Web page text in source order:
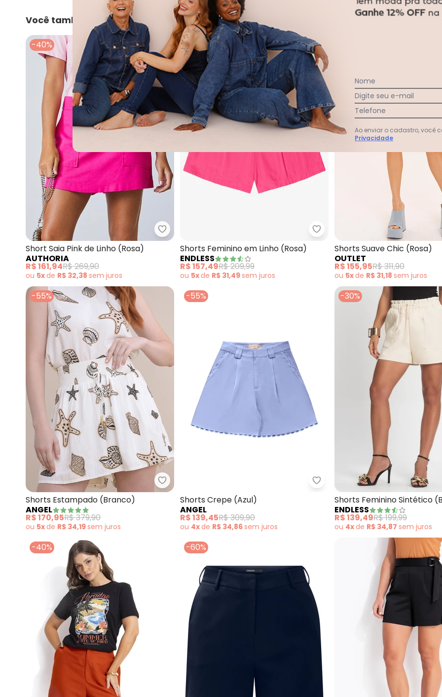
Você também pode gostar
-40%
Authoria - Short Saia Pink de Linho (Rosa)
Short Saia Pink de Linho (Rosa)
AUTHORIA
R$ 161,94R$ 269,90
ou 5xde R$ 32,38 sem juros
-25%
Endless - Shorts Feminino em
Shorts Feminino em Linho (Rosa)
ENDLESS
R$ 157,49R$ 209,99
ou 5xde R$ 31,49sem juros
Shorts Suave Chic (Rosa)
OUTLET
R$ 155,95R$ 311,90
ou 5xde R$ 31,18 sem juros
-55%
Angel - Shorts Estampado (Branco)
Shorts Estampado (Branco)
ANGEL
R$ 170,95R$ 379,90
ou 5xde R$ 34,19sem juros
-55%
Angel - Shorts Crepe (Azul)
Shorts Crepe (Azul)
ANGEL
R$ 139,45R$ 309,90
ou 4xde R$ 34,86sem juros
-30%
Shorts Feminino Sintético
ENDLESS
R$ 139,49R$ 199,99
ou 4xde R$ 34,87 sem juros
-40% -60%
Nome
Digite seu e-mail
Telefone
Ao enviar o cadastro, você
Privacidade